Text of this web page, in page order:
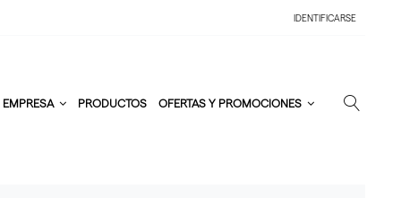
IDENTIFICARSE
EMPRESA PRODUCTOS OFERTAS Y PROMOCIONES